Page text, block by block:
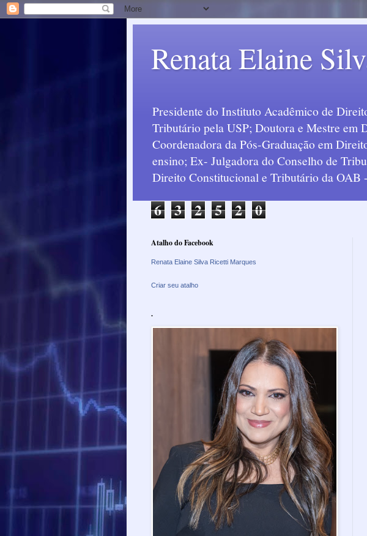
Renata Elaine
Presidente do Instituto Acadêmico de
Tributário pela USP; Doutora e Mestre em
Coordenadora da Pós-Graduação em
ensino; Ex- Julgadora do Conselho de
Direito Constitucional e Tributário da OAB
6 3 2 5 2 0
Atalho do Facebook
Renata Elaine Silva Ricetti Marques
Criar seu atalho
.